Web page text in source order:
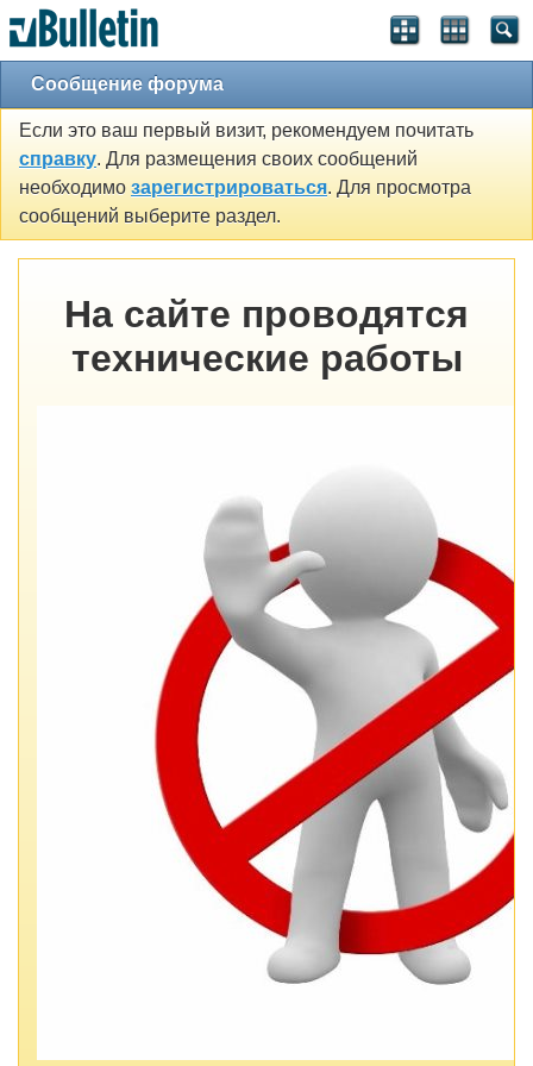
Сообщение форума
Если это ваш первый визит, рекомендуем почитать
справку. Для размещения своих сообщений
необходимо зарегистрироваться. Для просмотра
сообщений выберите раздел.
На сайте проводятся
технические работы